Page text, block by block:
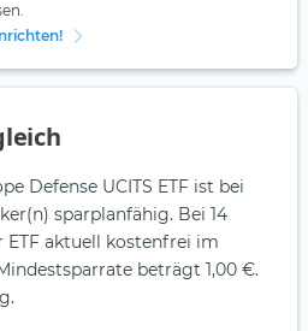
Defense UCITS ETF ist bei
sparplanfähig. Bei 14
aktuell kostenfrei im
beträgt 1,00 €.